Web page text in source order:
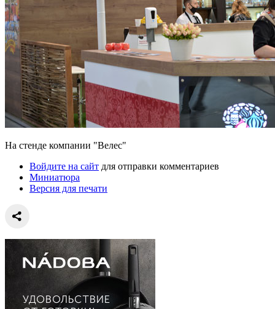
На стенде компании "Велес"
Войдите на сайт для отправки комментариев
Миниатюра
Версия для печати